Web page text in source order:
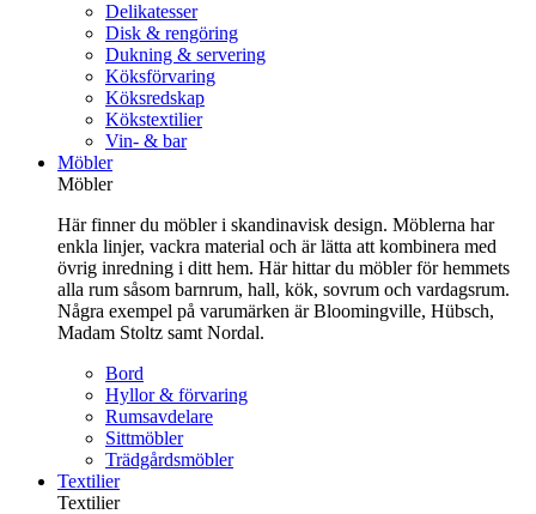
Delikatesser
Disk & rengöring
Dukning & servering
Köksförvaring
Köksredskap
Kökstextilier
Vin- & bar
Möbler
Möbler
Här finner du möbler i skandinavisk design. Möblerna har
enkla linjer, vackra material och är lätta att kombinera med
övrig inredning i ditt hem. Här hittar du möbler för hemmets
alla rum såsom barnrum, hall, kök, sovrum och vardagsrum.
Några exempel på varumärken är Bloomingville, Hübsch,
Madam Stoltz samt Nordal.
Bord
Hyllor & förvaring
Rumsavdelare
Sittmöbler
Trädgårdsmöbler
Textilier
Textilier